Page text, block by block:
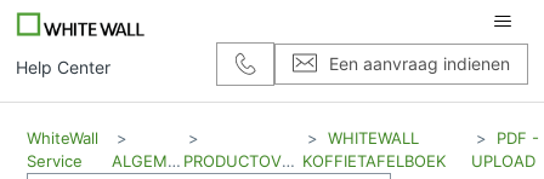
Help Center Een aanvraag indienen
WhiteWall
Service
ALGEMEEN PRODUCTOVERZICHT
WHITEWALL
KOFFIETAFELBOEK
PDF -
UPLOAD